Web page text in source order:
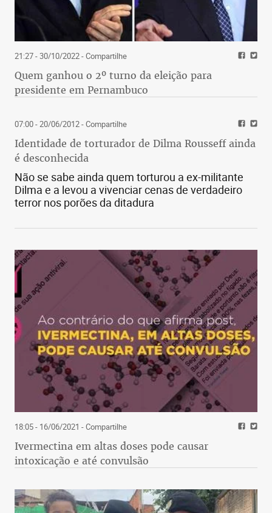
21:27 - 30/10/2022- Compartilhe
Quem ganhou o 2º turno da eleição para
presidente em Pernambuco
07:00 - 20/06/2012- Compartilhe
Identidade de torturador de Dilma Rousseff ainda
é desconhecida
Não se sabe ainda quem torturou a ex-militante
Dilma e a levou a vivenciar cenas de verdadeiro
terror nos porões da ditadura
18:05 - 16/06/2021 - Compartilhe
Ivermectina em altas doses pode causar
intoxicação e até convulsão